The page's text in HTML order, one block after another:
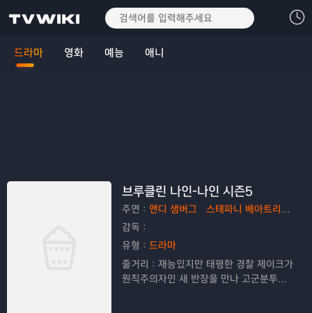
드라마 영화 예능 애니
브루클린 나인-나인 시즌5
주연： 앤디 샘버그 스테파니 베아트리즈
감독：
유형： 드라마
줄거리： 재능있지만 태평한 경찰 제이크가
원칙주의자인 새 반장을 만나 고군분투하